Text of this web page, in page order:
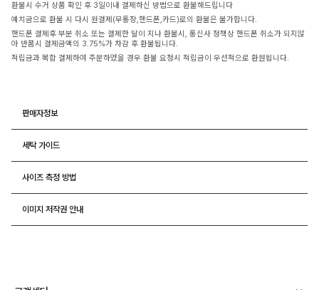
환불시 수거 상품 확인 후 3일이내 결제하신 방법으로 환불해드립니다
예치금으로 환불 시 다시 원결제(무통장,핸드폰,카드)로의 환불은 불가합니다.
핸드폰 결제후 부분 취소 또는 결제한 달이 지나 환불시, 통신사 정책상 핸드폰 취소가 되지않
아 반품시 결제금액의 3.75%가 차감 후 환불됩니다.
적립금과 복합 결제하여 주문하였을 경우 환불 요청시 적립금이 우선적으로 환원됩니다.
판매자정보
세탁 가이드
사이즈 측정 방법
이미지 저작권 안내